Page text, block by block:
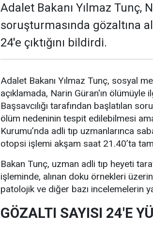
Adalet Bakanı Yılmaz Tunç,
soruşturmasında gözaltına
24'e çıktığını bildirdi.
Adalet Bakanı Yılmaz Tunç, sosyal
açıklamada, Narin Güran'ın ölümüyle
Başsavcılığı tarafından başlatılan
ölüm nedeninin tespit edilebilmesi
Kurumu’nda adli tıp uzmanlarınca
otopsi işlemi akşam saat 21.40’ta
Bakan Tunç, uzman adli tıp heyeti
işleminde, alınan doku örnekleri
patolojik ve diğer bazı incelemelerin
GÖZALTI SAYISI 24'E